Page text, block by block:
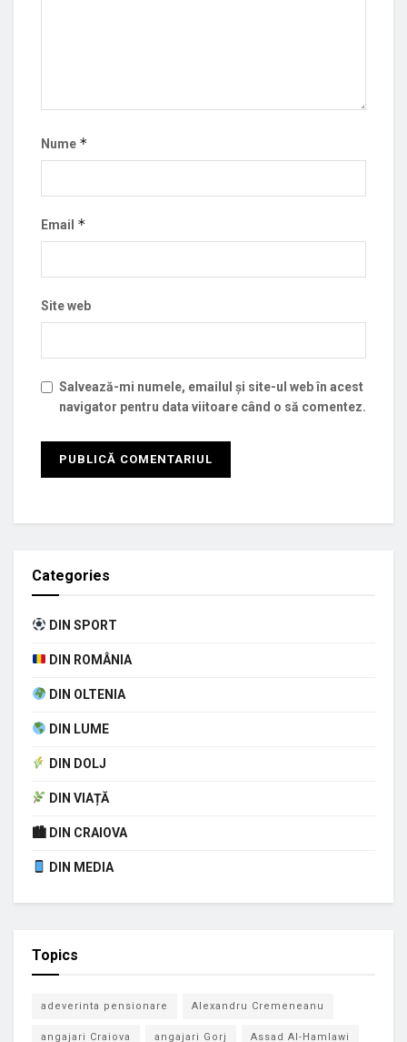
Nume *
Email *
Site web
Salvează-mi numele, emailul și site-ul web în acest
navigator pentru data viitoare când o să comentez.
Categories
DIN SPORT
DIN ROMÂNIA
DIN OLTENIA
DIN LUME
DIN DOLJ
DIN VIAȚĂ
🏙 DIN CRAIOVA
DIN MEDIA
Topics
adeverinta pensionare Alexandru Cremeneanu
angajari Craiova angajari Gorj Assad Al-Hamlawi